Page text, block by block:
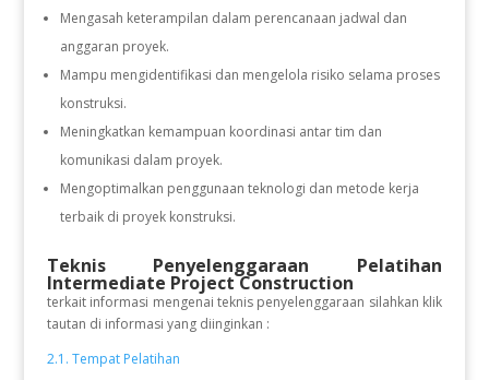
Mengasah keterampilan dalam perencanaan jadwal dan
anggaran proyek.
Mampu mengidentifikasi dan mengelola risiko selama proses
konstruksi.
Meningkatkan kemampuan koordinasi antar tim dan
komunikasi dalam proyek.
Mengoptimalkan penggunaan teknologi dan metode kerja
terbaik di proyek konstruksi.
Teknis Penyelenggaraan Pelatihan
Intermediate Project Construction
terkait informasi mengenai teknis penyelenggaraan silahkan klik
tautan di informasi yang diinginkan :
2.1. Tempat Pelatihan